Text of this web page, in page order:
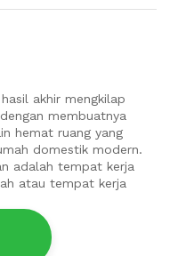
akhir mengkilap
membuatnya
hemat ruang yang
domestik modern.
adalah tempat kerja
atau tempat kerja